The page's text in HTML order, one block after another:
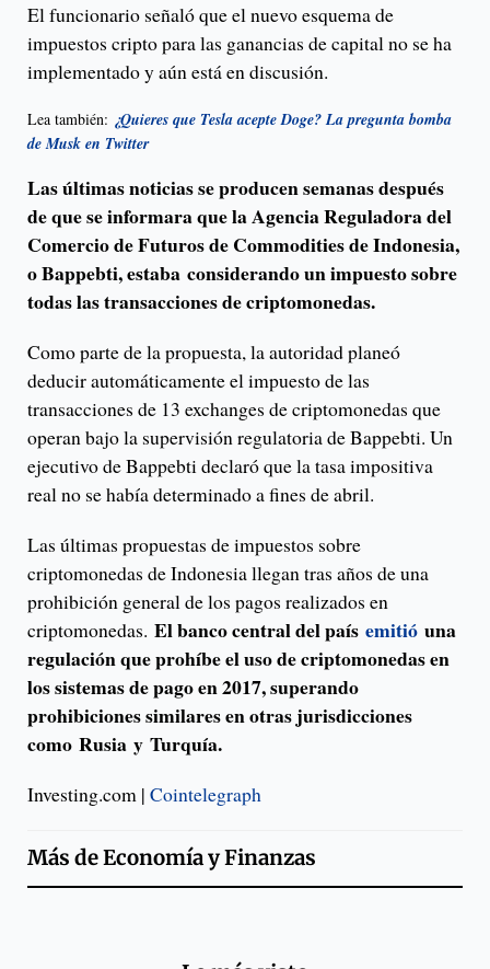
El funcionario señaló que el nuevo esquema de
impuestos cripto para las ganancias de capital no se ha
implementado y aún está en discusión.
Lea también: ¿Quieres que Tesla acepte Doge? La pregunta bomba
de Musk en Twitter
Las últimas noticias se producen semanas después
de que se informara que la Agencia Reguladora del
Comercio de Futuros de Commodities de Indonesia,
o Bappebti, estaba considerando un impuesto sobre
todas las transacciones de criptomonedas.
Como parte de la propuesta, la autoridad planeó
deducir automáticamente el impuesto de las
transacciones de 13 exchanges de criptomonedas que
operan bajo la supervisión regulatoria de Bappebti. Un
ejecutivo de Bappebti declaró que la tasa impositiva
real no se había determinado a fines de abril.
Las últimas propuestas de impuestos sobre
criptomonedas de Indonesia llegan tras años de una
prohibición general de los pagos realizados en
criptomonedas. El banco central del país emitió una
regulación que prohíbe el uso de criptomonedas en
los sistemas de pago en 2017, superando
prohibiciones similares en otras jurisdicciones
como Rusia y Turquía.
Investing.com | Cointelegraph
Más deEconomía y Finanzas